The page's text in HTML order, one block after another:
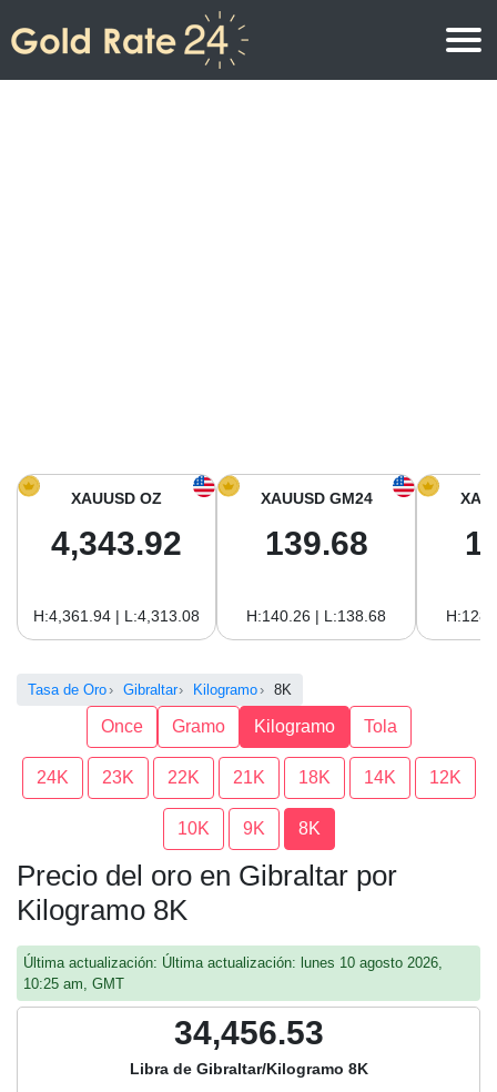
Precio del Oro hoy en América del sur
XAUUSD OZ
4,343.92
H:4,361.94 | L:4,313.08
XAUUSD GM24
139.68
H:140.26 | L:138.68
Tasa de Oro Gibraltar Kilogramo 8K
Once Gramo Kilogramo Tola
24K 23K 22K 21K 18K 14K 12K
10K 9K 8K
Precio del oro en Gibraltar por
Kilogramo 8K
Última actualización: Última actualización: lunes 10 agosto 2026,
10:25 am, GMT
34,456.53
Libra de Gibraltar/Kilogramo 8K